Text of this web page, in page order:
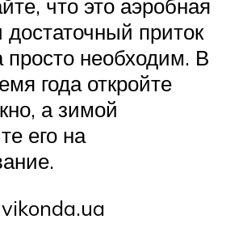
что это аэробная
достаточный приток
просто необходим. В
года откройте
а зимой
его на